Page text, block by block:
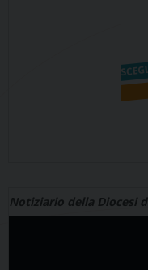
Notiziario della Diocesi